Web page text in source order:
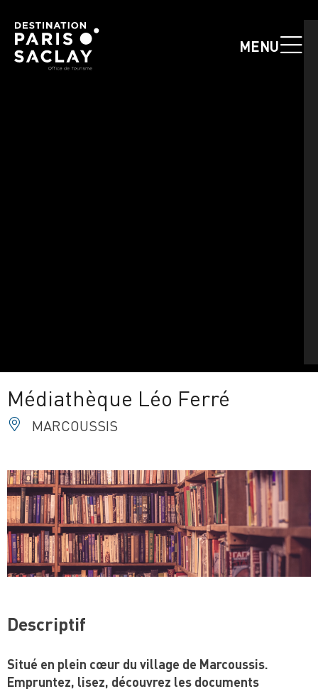
MENU
Médiathèque Léo Ferré
MARCOUSSIS
Descriptif
Situé en plein cœur du village de Marcoussis.
Empruntez, lisez, découvrez les documents